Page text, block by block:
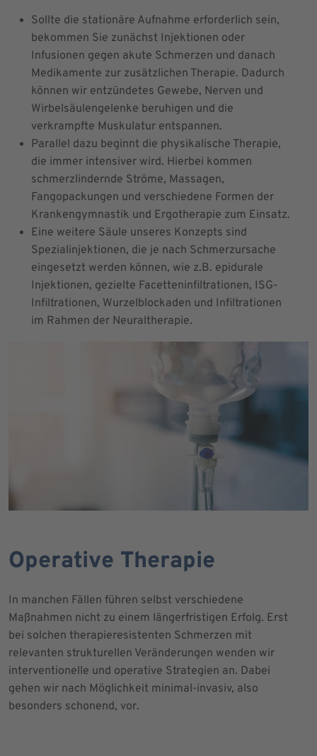
Sollte die stationäre Aufnahme erforderlich sein,
bekommen Sie zunächst Injektionen oder
Infusionen gegen akute Schmerzen und danach
Medikamente zur zusätzlichen Therapie. Dadurch
können wir entzündetes Gewebe, Nerven und
Wirbelsäulengelenke beruhigen und die
verkrampfte Muskulatur entspannen.
Parallel dazu beginnt die physikalische Therapie,
die immer intensiver wird. Hierbei kommen
schmerzlindernde Ströme, Massagen,
Fangopackungen und verschiedene Formen der
Krankengymnastik und Ergotherapie zum Einsatz.
Eine weitere Säule unseres Konzepts sind
Spezialinjektionen, die je nach Schmerzursache
eingesetzt werden können, wie z.B. epidurale
Injektionen, gezielte Facetteninfiltrationen, ISG-
Infiltrationen, Wurzelblockaden und Infiltrationen
im Rahmen der Neuraltherapie.
Operative Therapie
In manchen Fällen führen selbst verschiedene
Maßnahmen nicht zu einem längerfristigen Erfolg. Erst
bei solchen therapieresistenten Schmerzen mit
relevanten strukturellen Veränderungen wenden wir
interventionelle und operative Strategien an. Dabei
gehen wir nach Möglichkeit minimal-invasiv, also
besonders schonend, vor.